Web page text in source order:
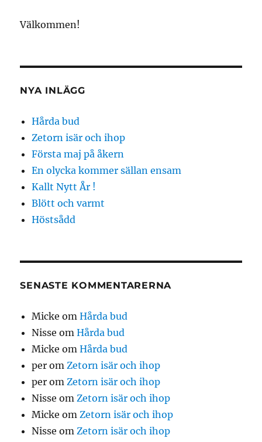
Välkommen!
NYA INLÄGG
Hårda bud
Zetorn isär och ihop
Första maj på åkern
En olycka kommer sällan ensam
Kallt Nytt År !
Blött och varmt
Höstsådd
SENASTE KOMMENTARERNA
Micke omHårda bud
Nisse omHårda bud
Micke omHårda bud
per om Zetorn isär och ihop
per om Zetorn isär och ihop
Nisse om Zetorn isär och ihop
Micke om Zetorn isär och ihop
Nisse om Zetorn isär och ihop